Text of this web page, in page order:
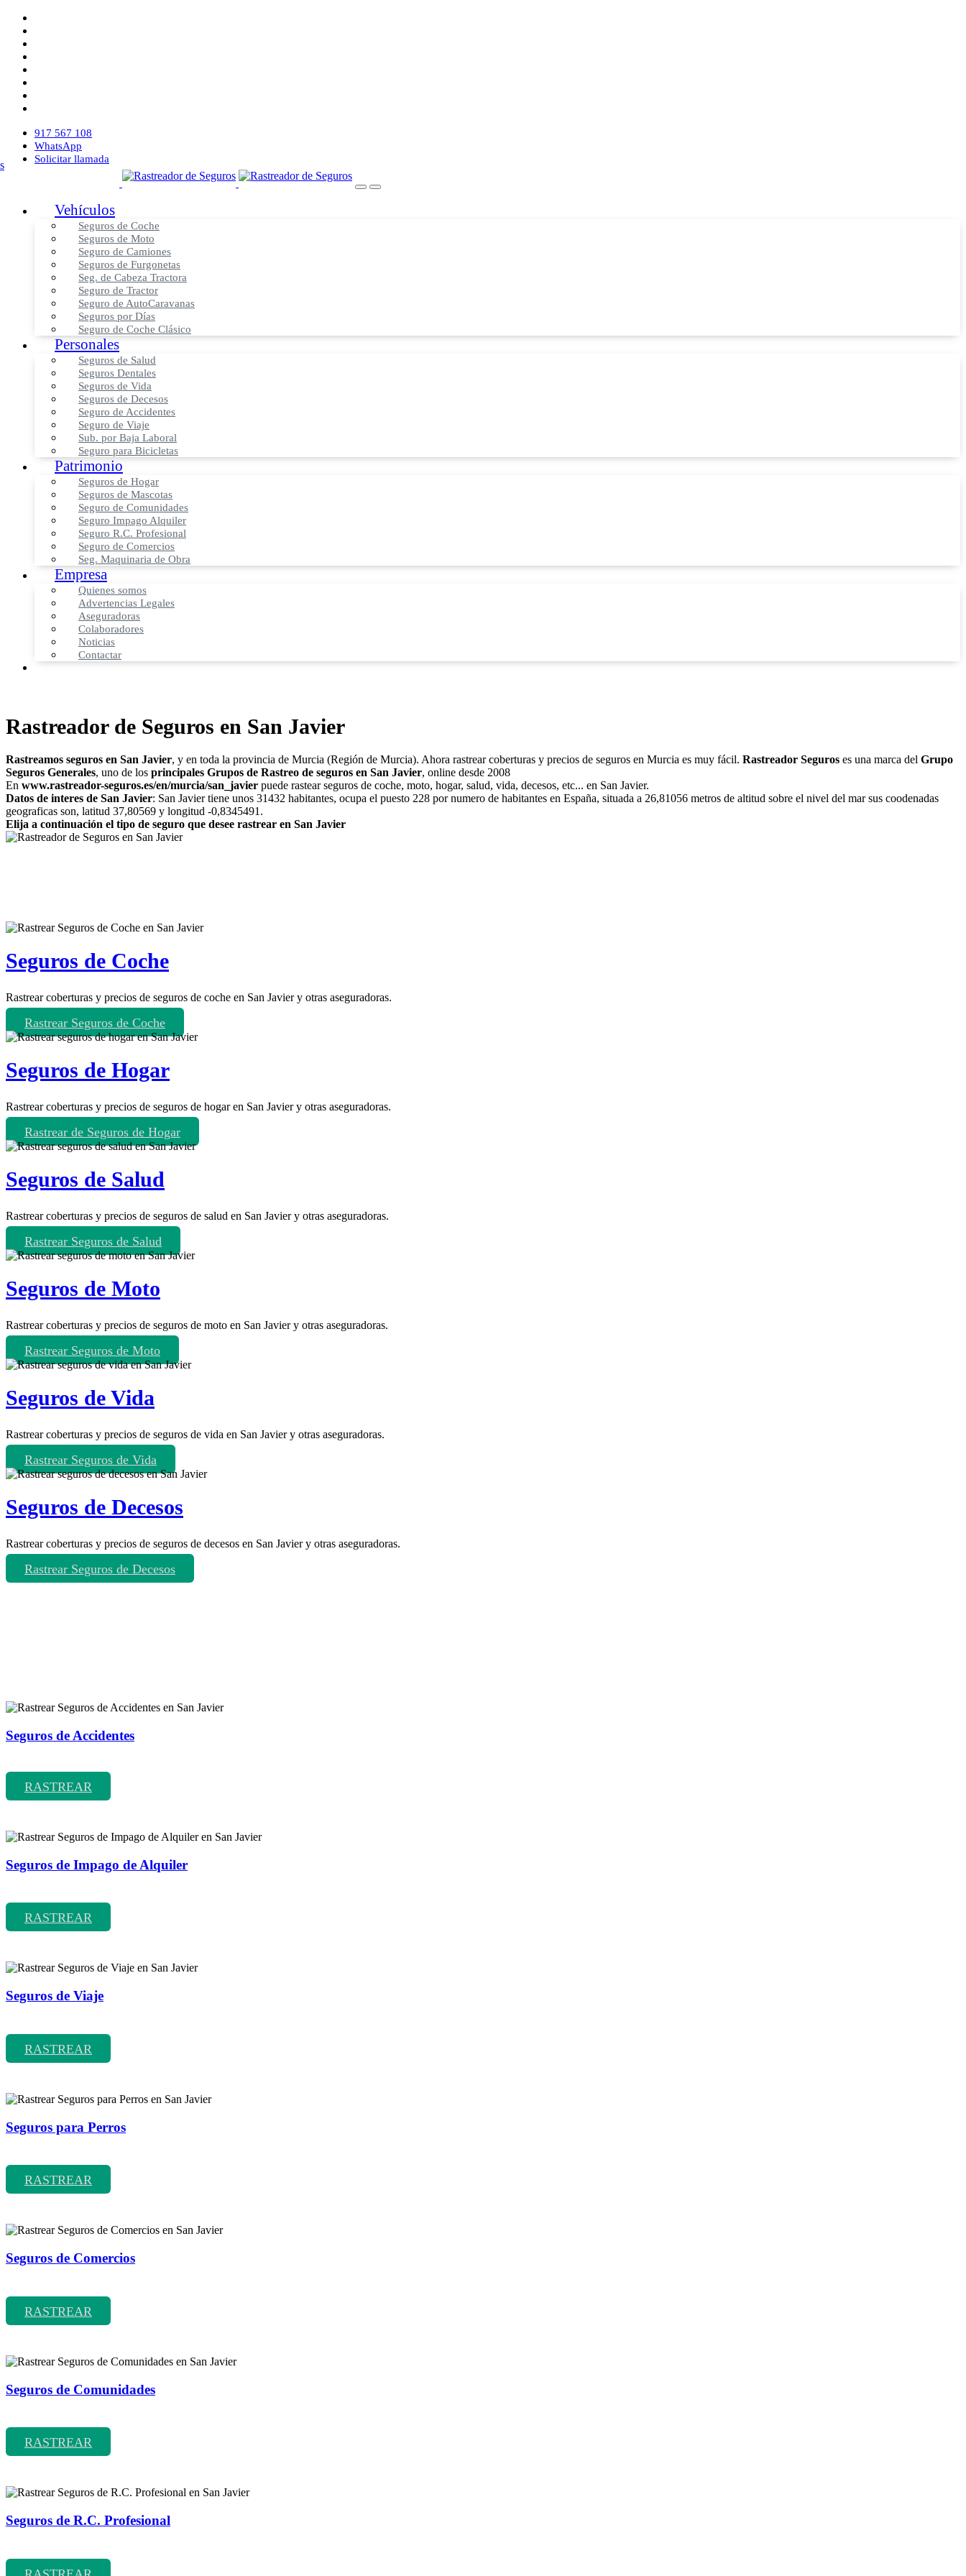
917 567 108
WhatsApp
Solicitar llamada
Vehículos
Seguros de Coche
Seguros de Moto
Seguro de Camiones
Seguros de Furgonetas
Seg. de Cabeza Tractora
Seguro de Tractor
Seguro de AutoCaravanas
Seguros por Días
Seguro de Coche Clásico
Personales
Seguros de Salud
Seguros Dentales
Seguros de Vida
Seguros de Decesos
Seguro de Accidentes
Seguro de Viaje
Sub. por Baja Laboral
Seguro para Bicicletas
Patrimonio
Seguros de Hogar
Seguros de Mascotas
Seguro de Comunidades
Seguro Impago Alquiler
Seguro R.C. Profesional
Seguro de Comercios
Seg. Maquinaria de Obra
Empresa
Quienes somos
Advertencias Legales
Aseguradoras
Colaboradores
Noticias
Contactar
Rastreador de Seguros en San Javier
Rastreamos seguros en San Javier, y en toda la provincia de Murcia (Región de Murcia). Ahora rastrear coberturas y precios de seguros en Murcia es muy fácil. Rastreador Seguros es una marca del Grupo
Seguros Generales, uno de los principales Grupos de Rastreo de seguros en San Javier, online desde 2008
En www.rastreador-seguros.es/en/murcia/san_javier puede rastear seguros de coche, moto, hogar, salud, vida, decesos, etc... en San Javier.
Datos de interes de San Javier: San Javier tiene unos 31432 habitantes, ocupa el puesto 228 por numero de habitantes en España, situada a 26,81056 metros de altitud sobre el nivel del mar sus coodenadas
geograficas son, latitud 37,80569 y longitud -0,8345491.
Elija a continuación el tipo de seguro que desee rastrear en San Javier
Seguros de Coche
Rastrear coberturas y precios de seguros de coche en San Javier y otras aseguradoras.
Rastrear Seguros de Coche
Seguros de Hogar
Rastrear coberturas y precios de seguros de hogar en San Javier y otras aseguradoras.
Rastrear de Seguros de Hogar
Seguros de Salud
Rastrear coberturas y precios de seguros de salud en San Javier y otras aseguradoras.
Rastrear Seguros de Salud
Seguros de Moto
Rastrear coberturas y precios de seguros de moto en San Javier y otras aseguradoras.
Rastrear Seguros de Moto
Seguros de Vida
Rastrear coberturas y precios de seguros de vida en San Javier y otras aseguradoras.
Rastrear Seguros de Vida
Seguros de Decesos
Rastrear coberturas y precios de seguros de decesos en San Javier y otras aseguradoras.
Rastrear Seguros de Decesos
Seguros de Accidentes
RASTREAR
Seguros de Impago de Alquiler
RASTREAR
Seguros de Viaje
RASTREAR
Seguros para Perros
RASTREAR
Seguros de Comercios
RASTREAR
Seguros de Comunidades
RASTREAR
Seguros de R.C. Profesional